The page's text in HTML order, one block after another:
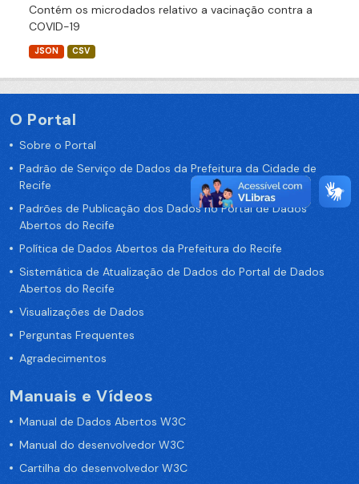
Contém os microdados relativo a vacinação contra a
COVID-19
JSON CSV
O Portal
Sobre o Portal
Padrão de Serviço de Dados da Prefeitura da Cidade de
Recife
Padrões de Publicação dos Dados no Portal de Dados
Abertos do Recife
Política de Dados Abertos da Prefeitura do Recife
Sistemática de Atualização de Dados do Portal de Dados
Abertos do Recife
Visualizações de Dados
Perguntas Frequentes
Agradecimentos
Manuais e Vídeos
Manual de Dados Abertos W3C
Manual do desenvolvedor W3C
Cartilha do desenvolvedor W3C